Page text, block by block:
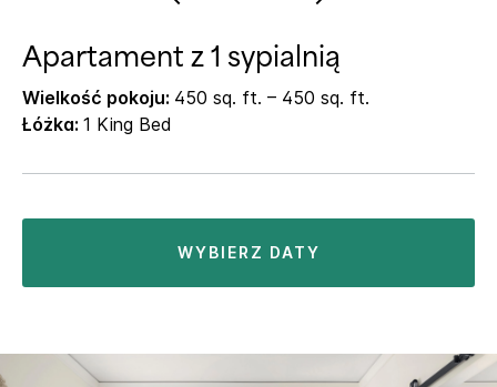
Apartament z 1 sypialnią
Wielkość pokoju: 450 sq. ft. – 450 sq. ft.
Łóżka: 1 King Bed
WYBIERZ DATY